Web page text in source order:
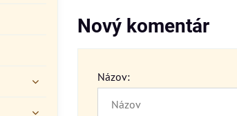
Nový komentár
Názov: